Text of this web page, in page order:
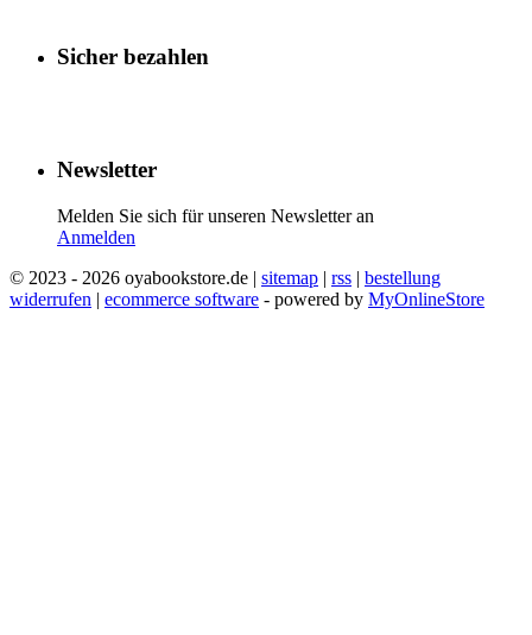
Sicher bezahlen
Newsletter
Melden Sie sich für unseren Newsletter an
Anmelden
© 2023 - 2026 oyabookstore.de | sitemap | rss | bestellung
widerrufen | ecommerce software - powered by MyOnlineStore